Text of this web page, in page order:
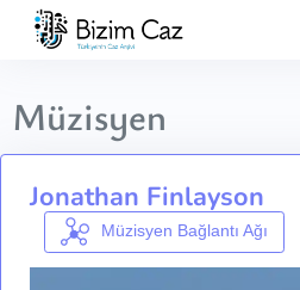
Müzisyen
Jonathan Finlayson
Müzisyen Bağlantı Ağı